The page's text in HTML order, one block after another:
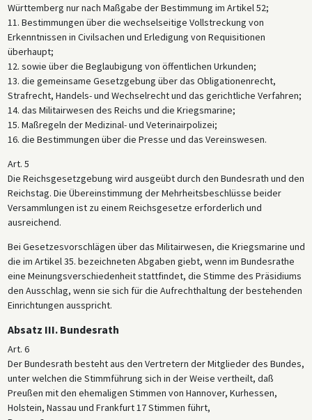
Württemberg nur nach Maßgabe der Bestimmung im Artikel 52;
11. Bestimmungen über die wechselseitige Vollstreckung von
Erkenntnissen in Civilsachen und Erledigung von Requisitionen
überhaupt;
12. sowie über die Beglaubigung von öffentlichen Urkunden;
13. die gemeinsame Gesetzgebung über das Obligationenrecht,
Strafrecht, Handels- und Wechselrecht und das gerichtliche Verfahren;
14. das Militairwesen des Reichs und die Kriegsmarine;
15. Maßregeln der Medizinal- und Veterinairpolizei;
16. die Bestimmungen über die Presse und das Vereinswesen.
Art. 5
Die Reichsgesetzgebung wird ausgeübt durch den Bundesrath und den
Reichstag. Die Übereinstimmung der Mehrheitsbeschlüsse beider
Versammlungen ist zu einem Reichsgesetze erforderlich und
ausreichend.
Bei Gesetzesvorschlägen über das Militairwesen, die Kriegsmarine und
die im Artikel 35. bezeichneten Abgaben giebt, wenn im Bundesrathe
eine Meinungsverschiedenheit stattfindet, die Stimme des Präsidiums
den Ausschlag, wenn sie sich für die Aufrechthaltung der bestehenden
Einrichtungen ausspricht.
Absatz III. Bundesrath
Art. 6
Der Bundesrath besteht aus den Vertretern der Mitglieder des Bundes,
unter welchen die Stimmführung sich in der Weise vertheilt, daß
Preußen mit den ehemaligen Stimmen von Hannover, Kurhessen,
Holstein, Nassau und Frankfurt 17 Stimmen führt,